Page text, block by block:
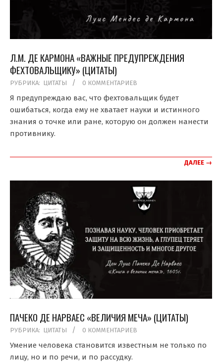
Л.М. ДЕ КАРМОНА «ВАЖНЫЕ ПРЕДУПРЕЖДЕНИЯ
ФЕХТОВАЛЬЩИКУ» (ЦИТАТЫ)
2021-
08-
РУБРИКА: ЦИТАТЫ 0 КОММЕНТАРИЕВ
Я предупреждаю вас, что фехтовальщик будет
ошибаться, когда ему не хватает науки и истинного
знания о точке или ране, которую он должен нанести
противнику.
ДАЛЕЕ →
ПАЧЕКО ДЕ НАРВАЕС «ВЕЛИЧИЯ МЕЧА» (ЦИТАТЫ)
2021-
03-
РУБРИКА: ЦИТАТЫ 0 КОММЕНТАРИЕВ
Умение человека становится известным не только по
лицу, но и по речи, и по рассудку.